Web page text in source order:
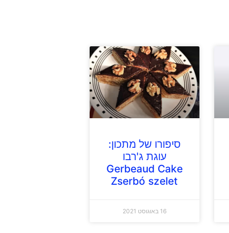
סיפורו של מתכון:
עוגת ג'רבו
Gerbeaud Cake
Zserbó szelet
16 באוגוסט 2021